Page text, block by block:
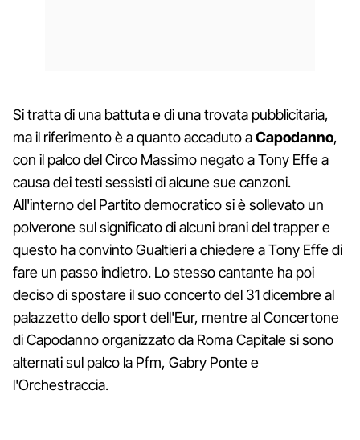
Si tratta di una battuta e di una trovata pubblicitaria,
ma il riferimento è a quanto accaduto aCapodanno,
con il palco del Circo Massimo negato a Tony Effe a
causa dei testi sessisti di alcune sue canzoni.
All'interno del Partito democratico si è sollevato un
polverone sul significato di alcuni brani del trapper e
questo ha convinto Gualtieri a chiedere a Tony Effe di
fare un passo indietro. Lo stesso cantante ha poi
deciso di spostare il suo concerto del 31 dicembre al
palazzetto dello sport dell'Eur, mentre al Concertone
di Capodanno organizzato da Roma Capitale si sono
alternati sul palco la Pfm, Gabry Ponte e
l'Orchestraccia.